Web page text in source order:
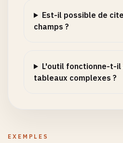
Est-il possible de
champs ?
L'outil fonctionne-t-il
tableaux complexes ?
EXEMPLES